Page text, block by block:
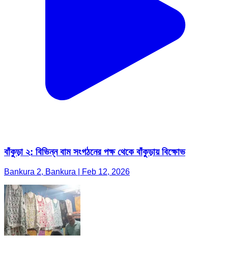
বাঁকুড়া ২: বিভিন্ন বাম সংগঠনের পক্ষ থেকে বাঁকুড়ায় বিক্ষোভ